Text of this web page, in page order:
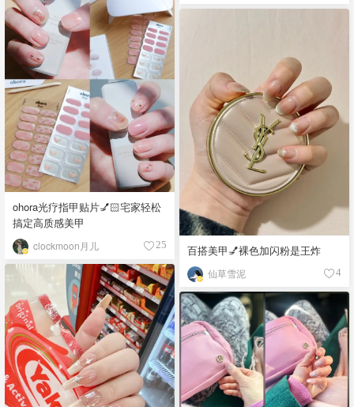
ohora光疗指甲贴片💅🏻宅家轻松
搞定高质感美甲
clockmoon月儿 25 百搭美甲💅裸色加闪粉是王炸
仙草雪泥 4